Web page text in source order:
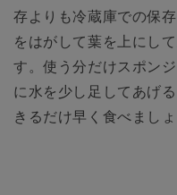
存よりも冷蔵庫での保
をはがして葉を上にし
す。使う分だけスポン
に水を少し足してあげ
きるだけ早く食べましょ